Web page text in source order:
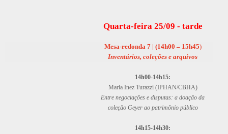
Quarta-feira 25/09 - tarde
Mesa-redonda 7 | (14h00 – 15h45)
Inventários, coleções e arquivos
14h00-14h15:
Maria Inez Turazzi (IPHAN/CBHA)
Entre negociações e disputas: a doação da
coleção Geyer ao patrimônio público
14h15-14h30: